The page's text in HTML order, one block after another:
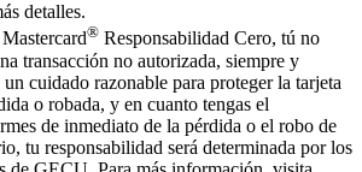
detalles.
® Responsabilidad Cero, tú no
transacción no autorizada, siempre y
cuidado razonable para proteger la tarjeta
o robada, y en cuanto tengas el
de inmediato de la pérdida o el robo de
tu responsabilidad será determinada por los